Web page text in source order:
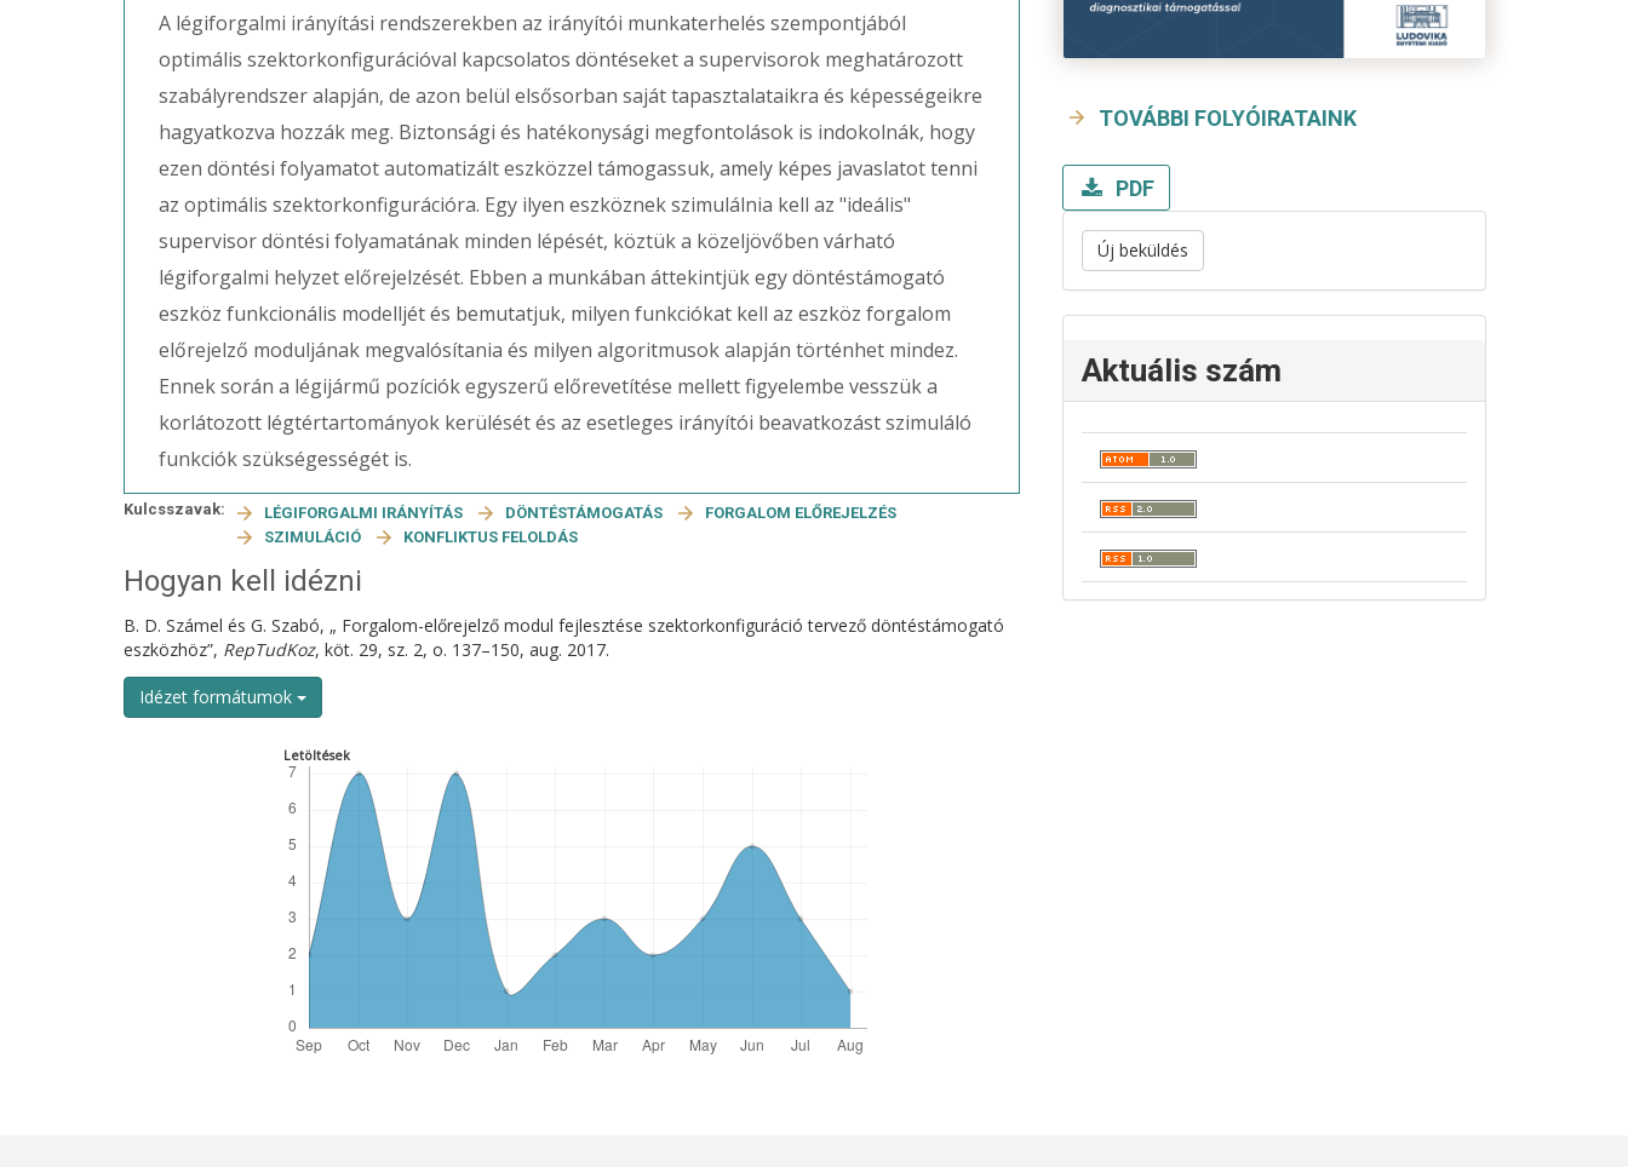
A légiforgalmi irányítási rendszerekben az irányítói munkaterhelés szempontjából
optimális szektorkonfigurációval kapcsolatos döntéseket a supervisorok meghatározott
szabályrendszer alapján, de azon belül elsősorban saját tapasztalataikra és képességeikre
hagyatkozva hozzák meg. Biztonsági és hatékonysági megfontolások is indokolnák, hogy
ezen döntési folyamatot automatizált eszközzel támogassuk, amely képes javaslatot tenni
az optimális szektorkonfigurációra. Egy ilyen eszköznek szimulálnia kell az "ideális"
supervisor döntési folyamatának minden lépését, köztük a közeljövőben várható
légiforgalmi helyzet előrejelzését. Ebben a munkában áttekintjük egy döntéstámogató
eszköz funkcionális modelljét és bemutatjuk, milyen funkciókat kell az eszköz forgalom
előrejelző moduljának megvalósítania és milyen algoritmusok alapján történhet mindez.
Ennek során a légijármű pozíciók egyszerű előrevetítése mellett figyelembe vesszük a
korlátozott légtértartományok kerülését és az esetleges irányítói beavatkozást szimuláló
funkciók szükségességét is.
Kulcsszavak: LÉGIFORGALMI IRÁNYÍTÁS DÖNTÉSTÁMOGATÁS
FORGALOM ELŐREJELZÉS
SZIMULÁCIÓ
KONFLIKTUS FELOLDÁS
Hogyan kell idézni
B. D. Számel és G. Szabó, „ Forgalom-előrejelző modul fejlesztése szektorkonfiguráció tervező döntéstámogató
eszközhöz”, RepTudKoz, köt. 29, sz. 2, o. 137–150, aug. 2017.
Idézet formátumok
Letöltések
TOVÁBBI FOLYÓIRATAINK
PDF
Új beküldés
Aktuális szám